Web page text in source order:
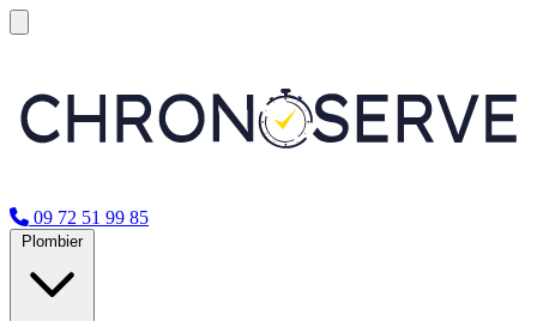
09 72 51 99 85
Plombier